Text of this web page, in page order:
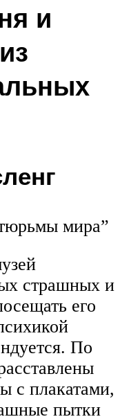
и
мира”
страшных и
его
По
с плакатами,
пытки